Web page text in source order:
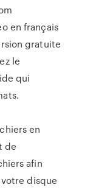
en français
gratuite
le
qui
en
de
afin
disque